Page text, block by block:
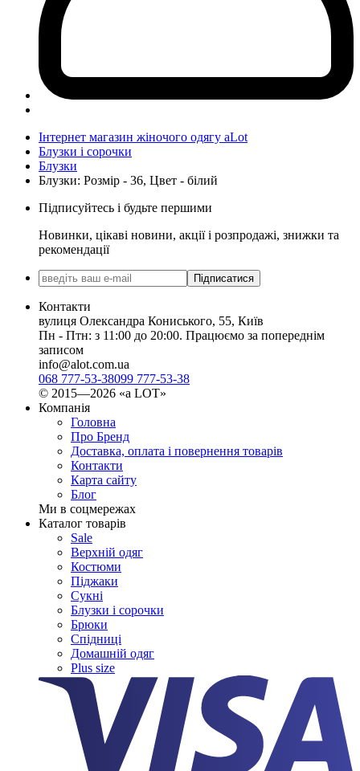
Інтернет магазин жіночого одягу aLot
Блузки і сорочки
Блузки
Блузки: Розмір - 36, Цвет - білий
Підписуйтесь і будьте першими
Новинки, цікаві новини, акції і розпродажі, знижки та
рекомендації
Підписатися
Контакти
вулиця Олександра Кониського, 55, Київ
Пн - Птн: з 11:00 до 20:00. Працюємо за попереднім
записом
info@alot.com.ua
068 777-53-38099 777-53-38
© 2015—2026 «а LOT»
Компанія
Головна
Про Бренд
Доставка, оплата і повернення товарів
Контакти
Карта сайту
Блог
Ми в соцмережах
Каталог товарів
Sale
Верхній одяг
Костюми
Піджаки
Сукні
Блузки і сорочки
Брюки
Спідниці
Домашній одяг
Plus size